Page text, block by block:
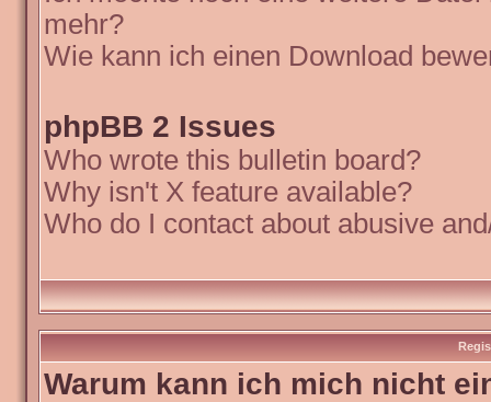
mehr?
Wie kann ich einen Download
phpBB 2 Issues
Who wrote this bulletin board?
Why isn't X feature available?
Who do I contact about abusive
Warum kann ich mich nicht